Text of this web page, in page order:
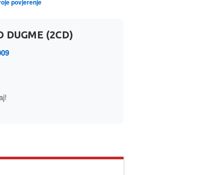
povjerenje
DUGME (2CD)